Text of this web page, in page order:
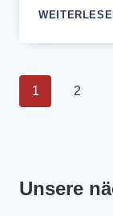
1 2
Unsere